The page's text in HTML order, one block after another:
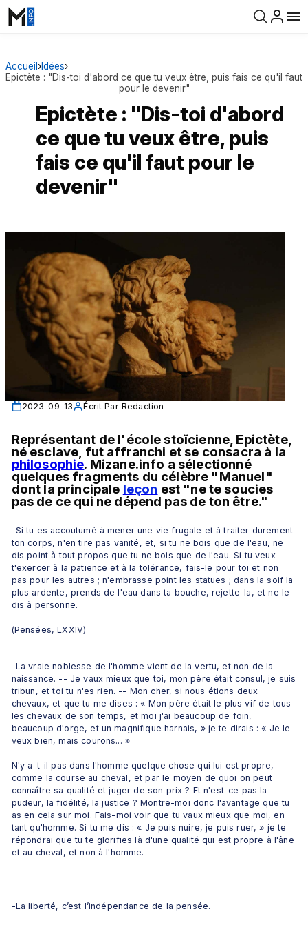
Accueil ›Idées›
Epictète : "Dis-toi d'abord ce que tu veux être, puis fais ce qu'il faut
pour le devenir"
Epictète : "Dis-toi d'abord
ce que tu veux être, puis
fais ce qu'il faut pour le
devenir"
2023-09-13 Écrit Par Redaction
Représentant de l'école stoïcienne, Epictète,
né esclave, fut affranchi et se consacra à la
philosophie. Mizane.info a sélectionné
quelques fragments du célèbre "Manuel"
dont la principale leçon est "ne te soucies
pas de ce qui ne dépend pas de ton être."
-Si tu es accoutumé à mener une vie frugale et à traiter durement
ton corps, n'en tire pas vanité, et, si tu ne bois que de l'eau, ne
dis point à tout propos que tu ne bois que de l'eau. Si tu veux
t'exercer à la patience et à la tolérance, fais-le pour toi et non
pas pour les autres ; n'embrasse point les statues ; dans la soif la
plus ardente, prends de l'eau dans ta bouche, rejette-la, et ne le
dis à personne.
(Pensées, LXXIV)
-La vraie noblesse de l'homme vient de la vertu, et non de la
naissance. -- Je vaux mieux que toi, mon père était consul, je suis
tribun, et toi tu n'es rien. -- Mon cher, si nous étions deux
chevaux, et que tu me dises : « Mon père était le plus vif de tous
les chevaux de son temps, et moi j'ai beaucoup de foin,
beaucoup d'orge, et un magnifique harnais, » je te dirais : « Je le
veux bien, mais courons... »
N'y a-t-il pas dans l'homme quelque chose qui lui est propre,
comme la course au cheval, et par le moyen de quoi on peut
connaître sa qualité et juger de son prix ? Et n'est-ce pas la
pudeur, la fidélité, la justice ? Montre-moi donc l'avantage que tu
as en cela sur moi. Fais-moi voir que tu vaux mieux que moi, en
tant qu'homme. Si tu me dis : « Je puis nuire, je puis ruer, » je te
répondrai que tu te glorifies là d'une qualité qui est propre à l'âne
et au cheval, et non à l'homme.
-La liberté, c’est l’indépendance de la pensée.